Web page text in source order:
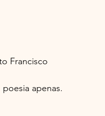
Francisco
apenas.